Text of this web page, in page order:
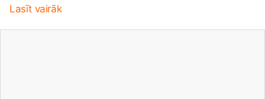
Būs jautri visai ģimenei! Gaidīsim ciemos! Vairāk:
Lasīt vairāk